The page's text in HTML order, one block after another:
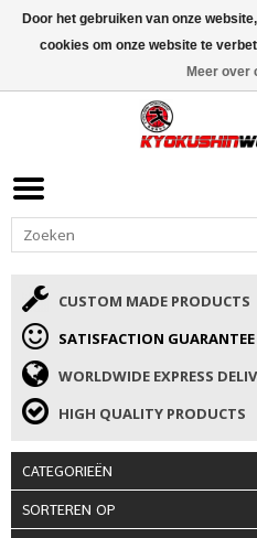
ISAMU SUMMER DEALS• 10%
CUSTOM MADE PRODUCTS
SATISFACTION GUARANTEE
WORLDWIDE EXPRESS
HIGH QUALITY PRODUCTS
CATEGORIEËN
SORTEREN OP
Door het gebruiken van onze
cookies om onze website te
Meer over